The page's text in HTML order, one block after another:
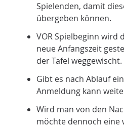
Spielenden, damit
übergeben können.
VOR Spielbeginn wird
neue Anfangszeit
der Tafel weggewischt.
Gibt es nach Ablauf
Anmeldung kann
Wird man von den
möchte dennoch eine